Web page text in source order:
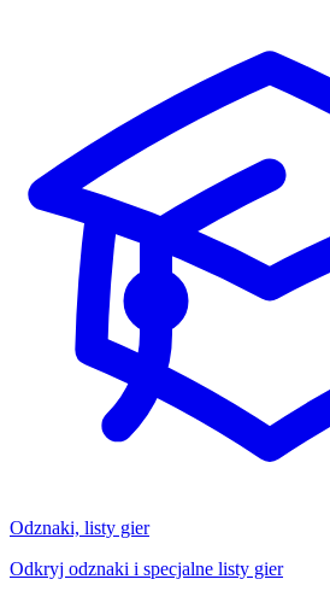
Odznaki, listy gier
Odkryj odznaki i specjalne listy gier